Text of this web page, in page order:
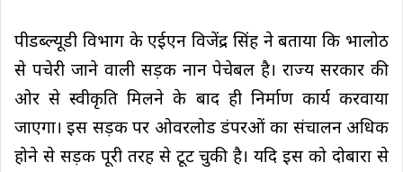
पीडब्ल्यूडी विभाग के एईएन विजेंद्र सिंह ने बताया कि भालोठ
से पचेरी जाने वाली सड़क नान पेचेबल है। राज्य सरकार की
ओर से स्वीकृति मिलने के बाद ही निर्माण कार्य करवाया
जाएगा। इस सड़क पर ओवरलोड डंपरओं का संचालन अधिक
होने से सड़क पूरी तरह से टूट चुकी है। यदि इस को दोबारा से